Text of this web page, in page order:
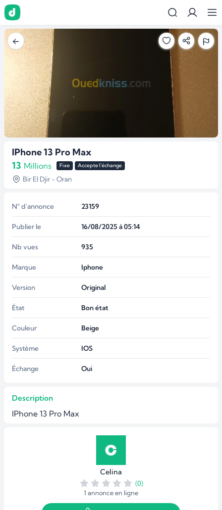
IPhone 13 Pro Max
13 Millions Fixe Accepte l'échange
Bir El Djir - Oran
N° d'annonce 23159
Publier le 16/08/2025 á 05:14
Nb vues 935
Marque Iphone
Version Original
État Bon état
Couleur Beige
Système IOS
Échange Oui
Description
IPhone 13 Pro Max
Celina
(0)
1 annonce en ligne